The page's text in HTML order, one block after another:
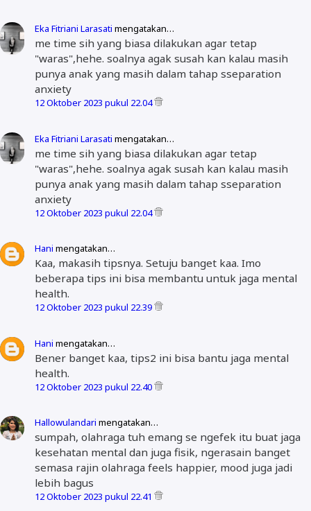
Eka Fitriani Larasati mengatakan…
me time sih yang biasa dilakukan agar tetap
"waras",hehe. soalnya agak susah kan kalau masih
punya anak yang masih dalam tahap sseparation
anxiety
12 Oktober 2023 pukul 22.04
Eka Fitriani Larasati mengatakan…
me time sih yang biasa dilakukan agar tetap
"waras",hehe. soalnya agak susah kan kalau masih
punya anak yang masih dalam tahap sseparation
anxiety
12 Oktober 2023 pukul 22.04
Hani mengatakan…
Kaa, makasih tipsnya. Setuju banget kaa. Imo
beberapa tips ini bisa membantu untuk jaga mental
health.
12 Oktober 2023 pukul 22.39
Hani mengatakan…
Bener banget kaa, tips2 ini bisa bantu jaga mental
health.
12 Oktober 2023 pukul 22.40
Hallowulandari mengatakan…
sumpah, olahraga tuh emang se ngefek itu buat jaga
kesehatan mental dan juga fisik, ngerasain banget
semasa rajin olahraga feels happier, mood juga jadi
lebih bagus
12 Oktober 2023 pukul 22.41